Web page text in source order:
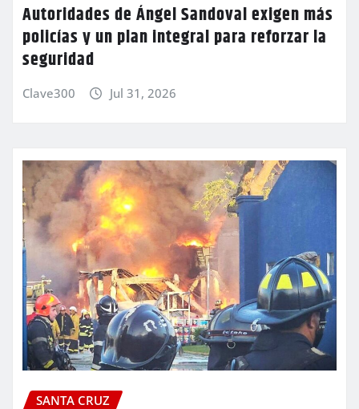
Autoridades de Ángel Sandoval exigen más
policías y un plan integral para reforzar la
seguridad
Clave300 Jul 31, 2026
SANTA CRUZ